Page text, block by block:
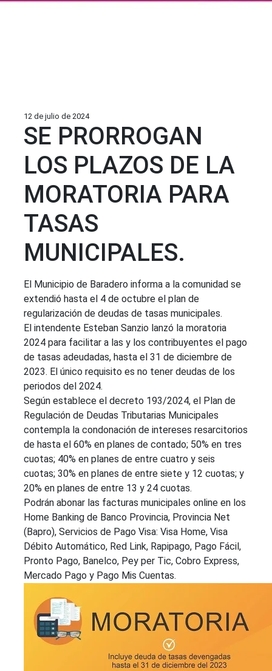
12 de julio de 2024
SE PRORROGAN
LOS PLAZOS DE LA
MORATORIA PARA
TASAS
MUNICIPALES.
El Municipio de Baradero informa a la comunidad se
extendió hasta el 4 de octubre el plan de
regularización de deudas de tasas municipales.
El intendente Esteban Sanzio lanzó la moratoria
2024 para facilitar a las y los contribuyentes el pago
de tasas adeudadas, hasta el 31 de diciembre de
2023. El único requisito es no tener deudas de los
periodos del 2024.
Según establece el decreto 193/2024, el Plan de
Regulación de Deudas Tributarias Municipales
contempla la condonación de intereses resarcitorios
de hasta el 60% en planes de contado; 50% en tres
cuotas; 40% en planes de entre cuatro y seis
cuotas; 30% en planes de entre siete y 12 cuotas; y
20% en planes de entre 13 y 24 cuotas.
Podrán abonar las facturas municipales online en los
Home Banking de Banco Provincia, Provincia Net
(Bapro), Servicios de Pago Visa: Visa Home, Visa
Débito Automático, Red Link, Rapipago, Pago Fácil,
Pronto Pago, Banelco, Pey per Tic, Cobro Express,
Mercado Pago y Pago Mis Cuentas.